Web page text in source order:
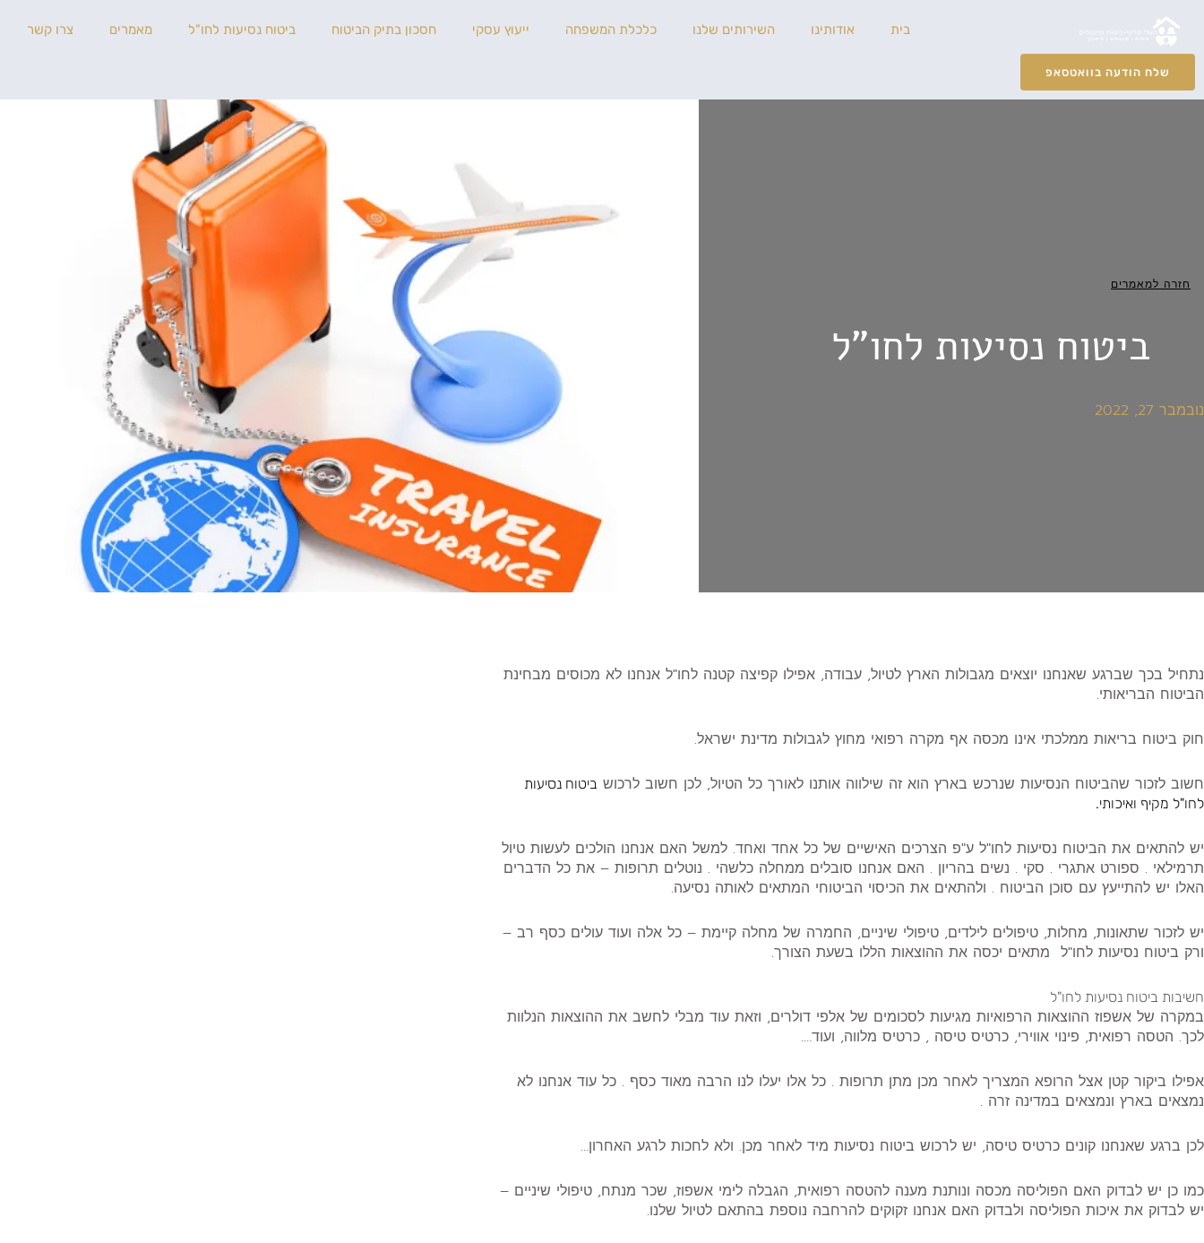
לתוכן
בית אודותינו השירותים שלנו כלכלת המשפחה ייעוץ עסקי חסכון בתיק הביטוח ביטוח נסיעות לחו"ל מאמרים צרו קשר
שלח הודעה בוואטסאפ
חזרה למאמרים
ביטוח נסיעות לחו"ל
נובמבר 27, 2022
נתחיל בכך שברגע שאנחנו יוצאים מגבולות הארץ לטיול, עבודה, אפילו קפיצה קטנה לחו"ל אנחנו לא מכוסים מבחינת
הביטוח הבריאותי.
חוק ביטוח בריאות ממלכתי אינו מכסה אף מקרה רפואי מחוץ לגבולות מדינת ישראל.
חשוב לזכור שהביטוח הנסיעות שנרכש בארץ הוא זה שילווה אותנו לאורך כל הטיול, לכן חשוב לרכוש ביטוח נסיעות
לחו"ל מקיף ואיכותי.
יש להתאים את הביטוח נסיעות לחו"ל ע"פ הצרכים האישיים של כל אחד ואחד. למשל האם אנחנו הולכים לעשות טיול
תרמילאי . ספורט אתגרי . סקי . נשים בהריון . האם אנחנו סובלים ממחלה כלשהי . נוטלים תרופות – את כל הדברים
האלו יש להתייעץ עם סוכן הביטוח . ולהתאים את הכיסוי הביטוחי המתאים לאותה נסיעה.
יש לזכור שתאונות, מחלות, טיפולים לילדים, טיפולי שיניים, החמרה של מחלה קיימת – כל אלה ועוד עולים כסף רב –
ורק ביטוח נסיעות לחו"ל מתאים יכסה את ההוצאות הללו בשעת הצורך.
חשיבות ביטוח נסיעות לחו"ל
במקרה של אשפוז ההוצאות הרפואיות מגיעות לסכומים של אלפי דולרים, וזאת עוד מבלי לחשב את ההוצאות הנלוות
לכך. הטסה רפואית, פינוי אווירי, כרטיס טיסה , כרטיס מלווה, ועוד….
אפילו ביקור קטן אצל הרופא המצריך לאחר מכן מתן תרופות . כל אלו יעלו לנו הרבה מאוד כסף . כל עוד אנחנו לא
נמצאים בארץ ונמצאים במדינה זרה .
לכן ברגע שאנחנו קונים כרטיס טיסה, יש לרכוש ביטוח נסיעות מיד לאחר מכן. ולא לחכות לרגע האחרון…
כמו כן יש לבדוק האם הפוליסה מכסה ונותנת מענה להטסה רפואית, הגבלה לימי אשפוז, שכר מנתח, טיפולי שיניים –
יש לבדוק את איכות הפוליסה ולבדוק האם אנחנו זקוקים להרחבה נוספת בהתאם לטיול שלנו.